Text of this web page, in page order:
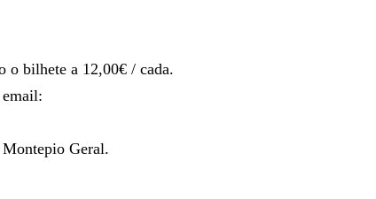
o bilhete a 12,00€ / cada.
Geral.